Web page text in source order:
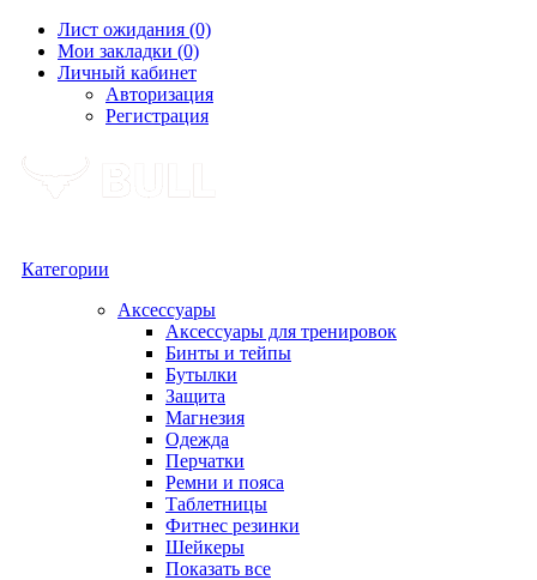
Лист ожидания (0)
Мои закладки (0)
Личный кабинет
Авторизация
Регистрация
Категории
Аксессуары
Аксессуары для тренировок
Бинты и тейпы
Бутылки
Защита
Магнезия
Одежда
Перчатки
Ремни и пояса
Таблетницы
Фитнес резинки
Шейкеры
Показать все